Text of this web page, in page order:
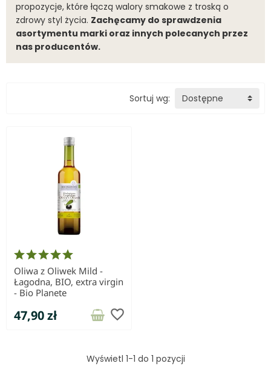
propozycje, które łączą walory smakowe z troską o
zdrowy styl życia. Zachęcamy do sprawdzenia
asortymentu marki oraz innych polecanych przez
nas producentów.
Sortuj wg: Dostępne
Oliwa z Oliwek Mild -
Łagodna, BIO, extra virgin
- Bio Planete
47,90 zł favorite_border
Wyświetl 1-1 do 1 pozycji